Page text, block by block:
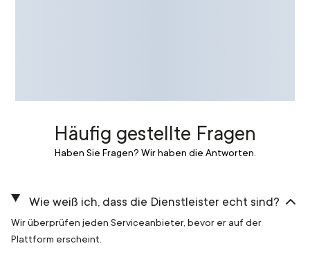
Häufig gestellte Fragen
Haben Sie Fragen? Wir haben die Antworten.
Wie weiß ich, dass die Dienstleister echt sind?
Wir überprüfen jeden Serviceanbieter, bevor er auf der
Plattform erscheint.